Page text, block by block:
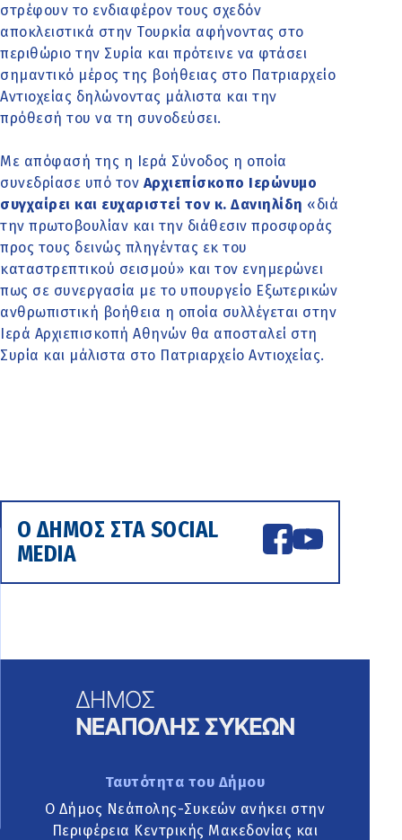
στρέφουν το ενδιαφέρον τους σχεδόν
αποκλειστικά στην Τουρκία αφήνοντας στο
περιθώριο την Συρία και πρότεινε να φτάσει
σημαντικό μέρος της βοήθειας στο Πατριαρχείο
Αντιοχείας δηλώνοντας μάλιστα και την
πρόθεσή του να τη συνοδεύσει.
Με απόφασή της η Ιερά Σύνοδος η οποία
συνεδρίασε υπό τον Αρχιεπίσκοπο Ιερώνυμο
συγχαίρει και ευχαριστεί τον κ. Δανιηλίδη «διά
την πρωτοβουλίαν και την διάθεσιν προσφοράς
προς τους δεινώς πληγέντας εκ του
καταστρεπτικού σεισμού» και τον ενημερώνει
πως σε συνεργασία με το υπουργείο Εξωτερικών
ανθρωπιστική βοήθεια η οποία συλλέγεται στην
Ιερά Αρχιεπισκοπή Αθηνών θα αποσταλεί στη
Συρία και μάλιστα στο Πατριαρχείο Αντιοχείας.
Ο ΔΗΜΟΣ ΣΤΑ SOCIAL
MEDIA
Ταυτότητα του Δήμου
Ο Δήμος Νεάπολης-Συκεών ανήκει στην
Περιφέρεια Κεντρικής Μακεδονίας και